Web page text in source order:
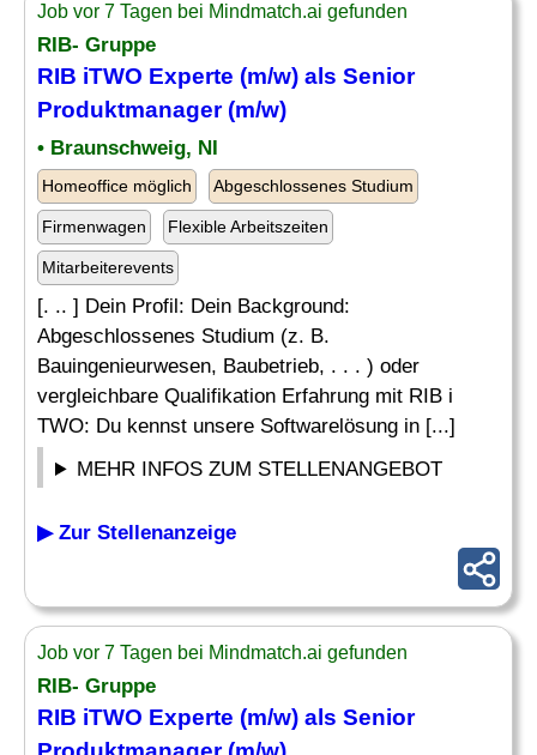
Job vor 7 Tagen bei Mindmatch.ai gefunden
RIB- Gruppe
RIB iTWO Experte (m/w) als Senior
Produktmanager (m/w)
• Braunschweig, NI
Homeoffice möglich Abgeschlossenes Studium
Firmenwagen Flexible Arbeitszeiten
Mitarbeiterevents
[. .. ] Dein Profil: Dein Background:
Abgeschlossenes Studium (z. B.
Bauingenieurwesen, Baubetrieb, . . . ) oder
vergleichbare Qualifikation Erfahrung mit RIB i
TWO: Du kennst unsere Softwarelösung in [...]
MEHR INFOS ZUM STELLENANGEBOT
▶ Zur Stellenanzeige
Job vor 7 Tagen bei Mindmatch.ai gefunden
RIB- Gruppe
RIB iTWO Experte (m/w) als Senior